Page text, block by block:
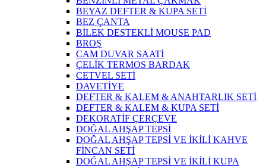
BEYAZ DEFTER & KUPA SETİ
BEZ ÇANTA
BİLEK DESTEKLİ MOUSE PAD
BROŞ
CAM DUVAR SAATİ
ÇELİK TERMOS BARDAK
CETVEL SETİ
DAVETİYE
DEFTER & KALEM & ANAHTARLIK SETİ
DEFTER & KALEM & KUPA SETİ
DEKORATİF ÇERÇEVE
DOĞAL AHŞAP TEPSİ
DOĞAL AHŞAP TEPSİ VE İKİLİ KAHVE
FİNCAN SETİ
DOĞAL AHŞAP TEPSİ VE İKİLİ KUPA